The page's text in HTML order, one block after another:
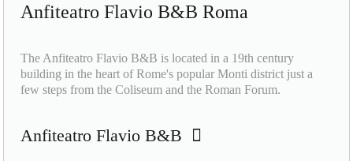
Anfiteatro Flavio B&B Roma
The Anfiteatro Flavio B&B is located in a 19th century
building in the heart of Rome's popular Monti district just a
few steps from the Coliseum and the Roman Forum.
Anfiteatro Flavio B&B